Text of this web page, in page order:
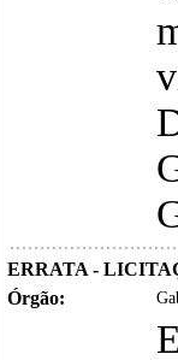
ERRATA -
Órgão: